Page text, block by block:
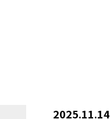
2025.11.14